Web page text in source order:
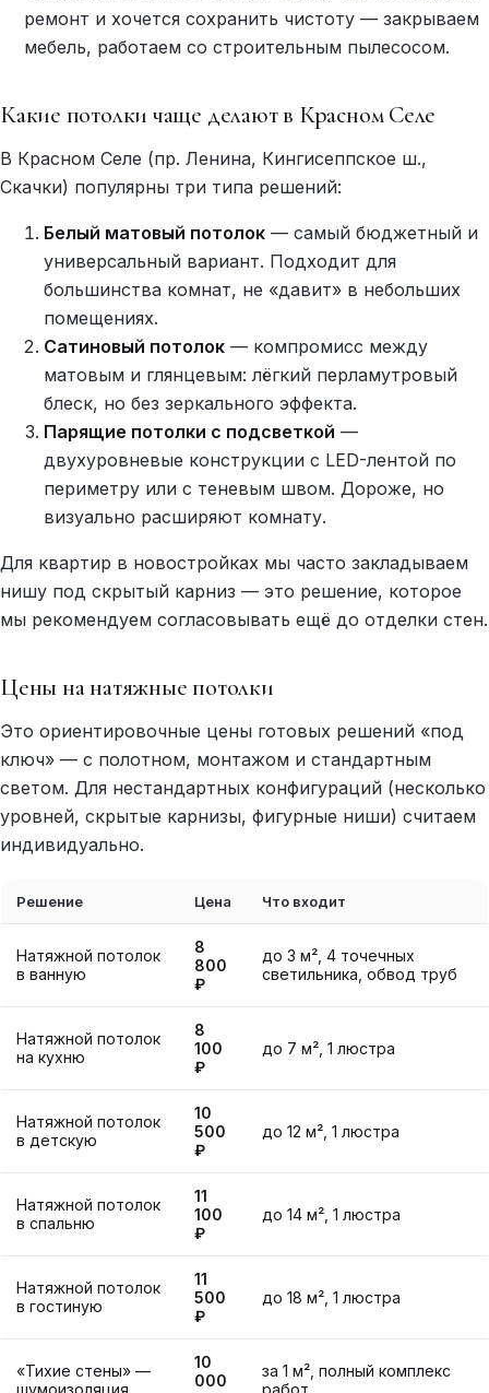
ремонт и хочется сохранить чистоту — закрываем
мебель, работаем со строительным пылесосом.
Какие потолки чаще делают в Красном Селе
В Красном Селе (пр. Ленина, Кингисеппское ш.,
Скачки) популярны три типа решений:
Белый матовый потолок — самый бюджетный и
универсальный вариант. Подходит для
большинства комнат, не «давит» в небольших
помещениях.
Сатиновый потолок — компромисс между
матовым и глянцевым: лёгкий перламутровый
блеск, но без зеркального эффекта.
Парящие потолки с подсветкой —
двухуровневые конструкции с LED-лентой по
периметру или с теневым швом. Дороже, но
визуально расширяют комнату.
Для квартир в новостройках мы часто закладываем
нишу под скрытый карниз — это решение, которое
мы рекомендуем согласовывать ещё до отделки стен.
Цены на натяжные потолки
Это ориентировочные цены готовых решений «под
ключ» — с полотном, монтажом и стандартным
светом. Для нестандартных конфигураций (несколько
уровней, скрытые карнизы, фигурные ниши) считаем
индивидуально.
Решение Цена Что входит
Натяжной потолок
в ванную
8
800
₽
до 3 м², 4 точечных
светильника, обвод труб
Натяжной потолок
на кухню
8
100
₽
до 7 м², 1 люстра
Натяжной потолок
в детскую
10
500
₽
до 12 м², 1 люстра
Натяжной потолок
в спальню
11
100
₽
до 14 м², 1 люстра
Натяжной потолок
в гостиную
11
500
₽
до 18 м², 1 люстра
«Тихие стены» —
шумоизоляция
10
000
за 1 м², полный комплекс
работ